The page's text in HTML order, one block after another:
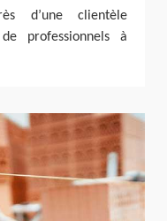
d’une clientèle
professionnels à